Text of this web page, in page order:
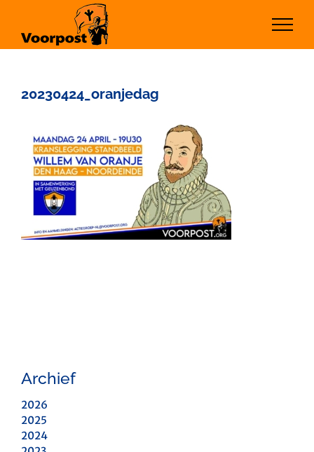
inhoud
20230424_oranjedag
Archief
2026
2025
2024